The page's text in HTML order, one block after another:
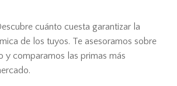
cuánto cuesta garantizar la
de los tuyos. Te asesoramos sobre
y comparamos las primas más